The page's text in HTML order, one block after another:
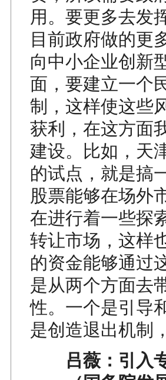
用。要更多去发
目前政府做的更
向中小企业创新
面，要建立一个
制，这样使这些
获利，在这方面
建设。比如，天
的试点，就是搞
股票能够在场外
在进行着一些探
转让市场，这样
的资金能够通过
是从两个方面去
性。一个是引导
是创造退出机制
吕薇：引入专